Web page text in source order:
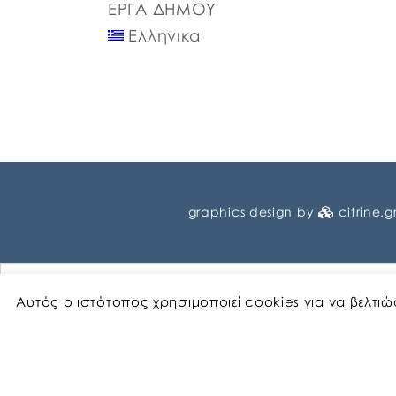
ΕΡΓΑ ΔΗΜΟΥ
Ελληνικα
graphics design by
Αυτός ο ιστότοπος χρησιμοποιεί cookies για να